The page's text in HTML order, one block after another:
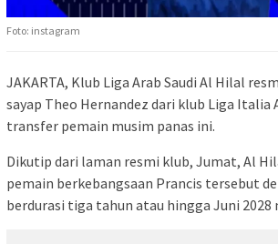
Foto: instagram
JAKARTA, Klub Liga Arab Saudi Al Hilal
sayap Theo Hernandez dari klub Liga Italia
transfer pemain musim panas ini.
Dikutip dari laman resmi klub, Jumat, Al
pemain berkebangsaan Prancis tersebut
berdurasi tiga tahun atau hingga Juni 2028